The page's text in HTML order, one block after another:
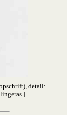
detail: